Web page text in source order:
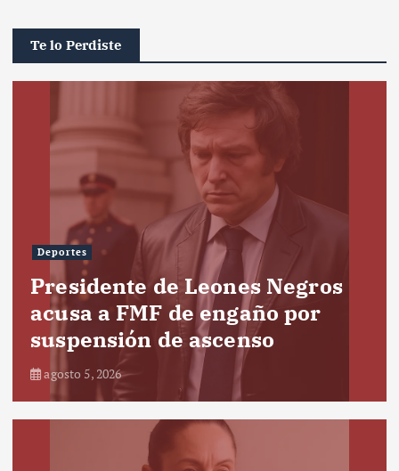
Te lo Perdiste
Deportes
Presidente de Leones Negros
acusa a FMF de engaño por
suspensión de ascenso
agosto 5, 2026